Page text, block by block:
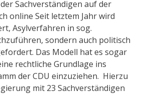
Sachverständigen auf der
online Seit letztem Jahr wird
Asylverfahren in sog.
sondern auch politisch
Das Modell hat es sogar
rechtliche Grundlage ins
der CDU einzuziehen. Hierzu
mit 23 Sachverständigen